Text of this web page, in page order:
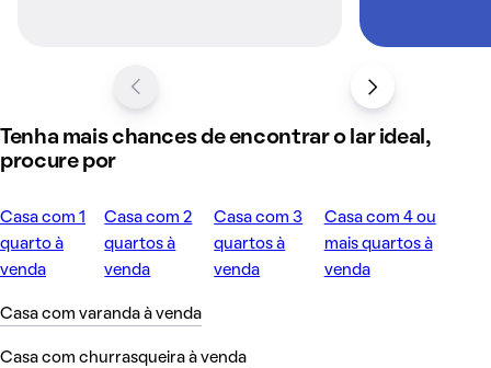
Tenha mais chances de encontrar o lar ideal,
procure por
Casa com 1
quarto à
venda
Casa com 2
quartos à
venda
Casa com 3
quartos à
venda
Casa com 4 ou
mais quartos à
venda
Casa com varanda à venda
Casa com churrasqueira à venda